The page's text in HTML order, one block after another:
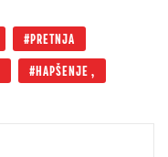
PRETNJA
HAPŠENJE ,